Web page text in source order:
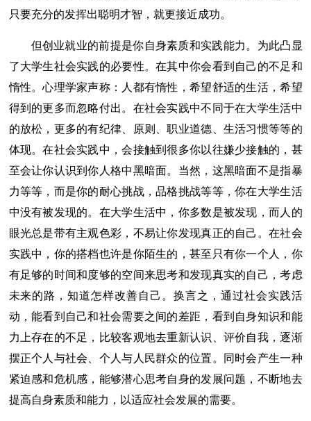
只要充分的发挥出聪明才智，就更接近成功。
但创业就业的前提是你自身素质和实践能力。为此凸显
了大学生社会实践的必要性。在其中你会看到自己的不足和
惰性。心理学家声称：人都有惰性，希望舒适的生活，希望
得到的更多而忽略付出。在社会实践中不同于在大学生活中
的放松，更多的有纪律、原则、职业道德、生活习惯等等的
体现。在社会实践中，会接触到很多你以往嫌少接触的，甚
至会让你认识到你人格中黑暗面。当然，这黑暗面不是指暴
力等等，而是你的耐心挑战，品格挑战等等，你在大学生活
中没有被发现的。在大学生活中，你多数是被发现，而人的
眼光总是带有主观色彩，不易让你发现真正的自己。在社会
实践中，你的搭档也许是你陌生的，甚至只有你一个人，你
有足够的时间和度够的空间来思考和发现真实的自己，考虑
未来的路，知道怎样改善自己。换言之，通过社会实践活
动，能看到自己和社会需要之间的差距，看到自身知识和能
力上存在的不足，比较客观地去重新认识、评价自我，逐渐
摆正个人与社会、个人与人民群众的位置。同时会产生一种
紧迫感和危机感，能够潜心思考自身的发展问题，不断地去
提高自身素质和能力，以适应社会发展的需要。